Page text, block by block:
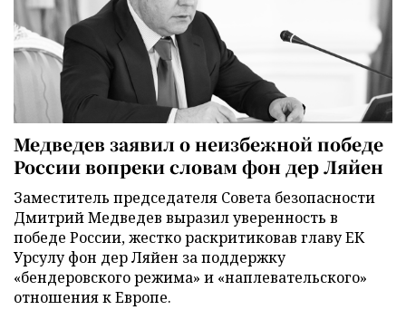
Медведев заявил о неизбежной победе
России вопреки словам фон дер Ляйен
Заместитель председателя Совета безопасности
Дмитрий Медведев выразил уверенность в
победе России, жестко раскритиковав главу ЕК
Урсулу фон дер Ляйен за поддержку
«бендеровского режима» и «наплевательского»
отношения к Европе.